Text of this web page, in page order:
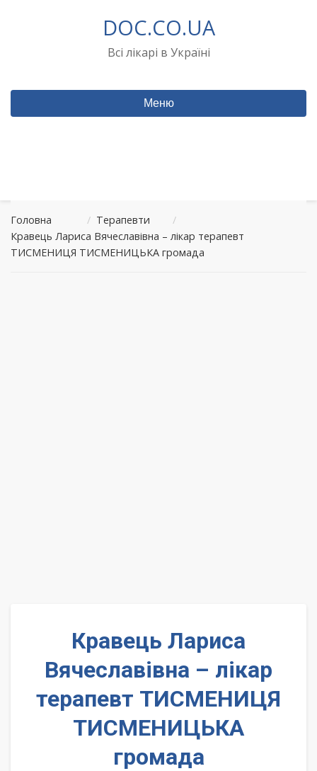
DOC.CO.UA
Всі лікарі в Україні
Меню
Головна / Терапевти
/
Кравець Лариса Вячеславівна – лікар терапевт
ТИСМЕНИЦЯ ТИСМЕНИЦЬКА громада
Кравець Лариса
Вячеславівна – лікар
терапевт ТИСМЕНИЦЯ
ТИСМЕНИЦЬКА
громада